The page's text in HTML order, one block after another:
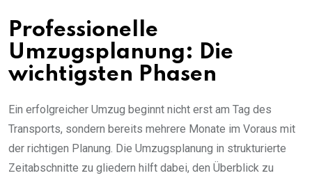
Professionelle
Umzugsplanung: Die
wichtigsten Phasen
Ein erfolgreicher Umzug beginnt nicht erst am Tag des
Transports, sondern bereits mehrere Monate im Voraus mit
der richtigen Planung. Die Umzugsplanung in strukturierte
Zeitabschnitte zu gliedern hilft dabei, den Überblick zu